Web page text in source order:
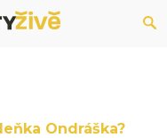
Ondráška?